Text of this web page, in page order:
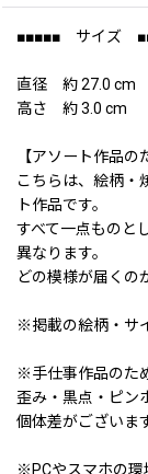
■■■■■ サイズ
直径 約
高さ 約 3.0 cm
【アソート作品の
こちらは、絵柄・
ト作品です。
すべて一点ものと
異なります。
どの模様が届くの
※掲載の絵柄・サ
※手仕事作品のた
歪み・黒点・ピン
個体差がございま
※PCやスマホの環